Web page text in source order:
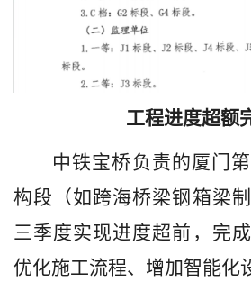
工程进度超额
中铁宝桥负责的厦门
构段（如跨海桥梁钢箱梁
三季度实现进度超前，完
优化施工流程、增加智能化